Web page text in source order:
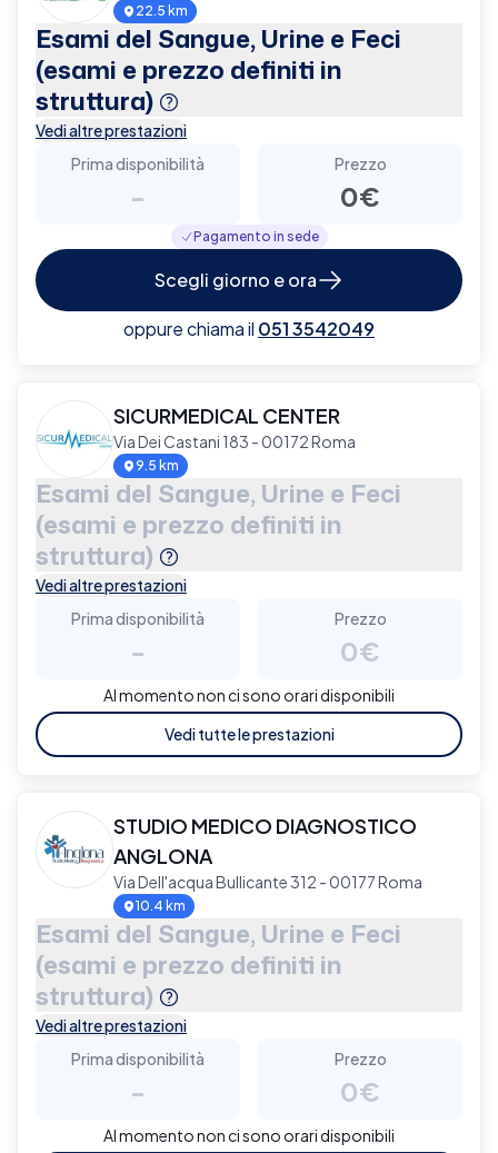
22.5 km
Esami del Sangue, Urine e Feci
(esami e prezzo definiti in
struttura)
Vedi altre prestazioni
Prima disponibilità
-
Prezzo
0€
Pagamento in sede
Scegli giorno e ora
oppure chiama il 051 3542049
SICURMEDICAL CENTER
Via Dei Castani 183 - 00172 Roma
9.5 km
Esami del Sangue, Urine e Feci
(esami e prezzo definiti in
struttura)
Vedi altre prestazioni
Prima disponibilità
-
Prezzo
0€
Al momento non ci sono orari disponibili
Vedi tutte le prestazioni
STUDIO MEDICO DIAGNOSTICO
ANGLONA
Via Dell'acqua Bullicante 312 - 00177 Roma
10.4 km
Esami del Sangue, Urine e Feci
(esami e prezzo definiti in
struttura)
Vedi altre prestazioni
Prima disponibilità
-
Prezzo
0€
Al momento non ci sono orari disponibili